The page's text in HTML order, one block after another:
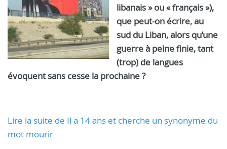
libanais » ou « français »),
que peut-on écrire, au
sud du Liban, alors qu’une
guerre à peine finie, tant
(trop) de langues
évoquent sans cesse la prochaine ?
Lire la suite de Il a 14 ans et cherche un synonyme du
mot mourir